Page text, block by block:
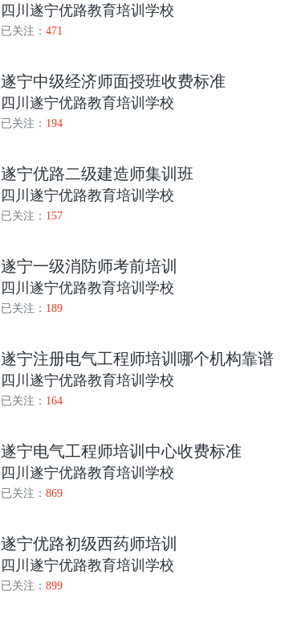
四川遂宁优路教育培训学校
已关注： 471
遂宁中级经济师面授班收费标准
四川遂宁优路教育培训学校
已关注： 194
遂宁优路二级建造师集训班
四川遂宁优路教育培训学校
已关注： 157
遂宁一级消防师考前培训
四川遂宁优路教育培训学校
已关注： 189
遂宁注册电气工程师培训哪个机构靠谱
四川遂宁优路教育培训学校
已关注： 164
遂宁电气工程师培训中心收费标准
四川遂宁优路教育培训学校
已关注： 869
遂宁优路初级西药师培训
四川遂宁优路教育培训学校
已关注： 899